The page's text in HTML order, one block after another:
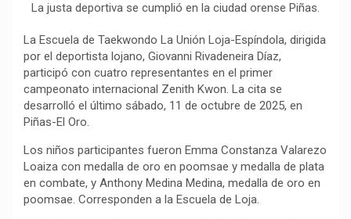
La justa deportiva se cumplió en la ciudad orense Piñas.
La Escuela de Taekwondo La Unión Loja-Espíndola, dirigida
por el deportista lojano, Giovanni Rivadeneira Díaz,
participó con cuatro representantes en el primer
campeonato internacional Zenith Kwon. La cita se
desarrolló el último sábado, 11 de octubre de 2025, en
Piñas-El Oro.
Los niños participantes fueron Emma Constanza Valarezo
Loaiza con medalla de oro en poomsae y medalla de plata
en combate, y Anthony Medina Medina, medalla de oro en
poomsae. Corresponden a la Escuela de Loja.